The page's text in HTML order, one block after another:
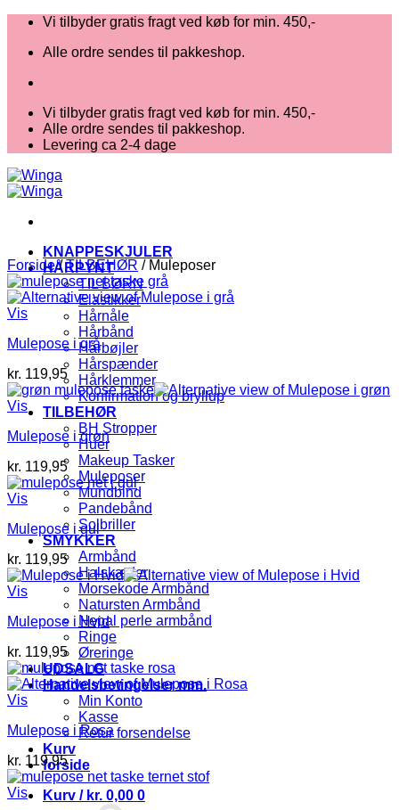
Fortsæt
indhold
Vi tilbyder gratis fragt ved køb for min. 450,-
Alle ordre sendes til pakkeshop.
Vi tilbyder gratis fragt ved køb for min. 450,-
Alle ordre sendes til pakkeshop.
Levering ca 2-4 dage
KNAPPESKJULER
HÅRPYNT
TIL BØRN
Elastikker
Hårnåle
Hårbånd
Hårbøjler
Hårspænder
Hårklemmer
Konfirmation og bryllup
TILBEHØR
BH Stropper
Huer
Makeup Tasker
Muleposer
Mundbind
Pandebånd
Solbriller
SMYKKER
Armbånd
Halskæder
Morsekode Armbånd
Natursten Armbånd
Nepal perle armbånd
Ringe
Øreringe
UDSALG
Handelsbetingelser mm.
Min Konto
Kasse
Retur forsendelse
Kurv
forside
Kurv / kr. 0,00 0
Forside / TILBEHØR /Muleposer
Vis
Mulepose i grå
kr. 119,95
Vis
Mulepose i grøn
kr. 119,95
Vis
Mulepose i gul
kr. 119,95
Vis
Mulepose i Hvid
kr. 119,95
Vis
Mulepose i Rosa
kr. 119,95
Vis